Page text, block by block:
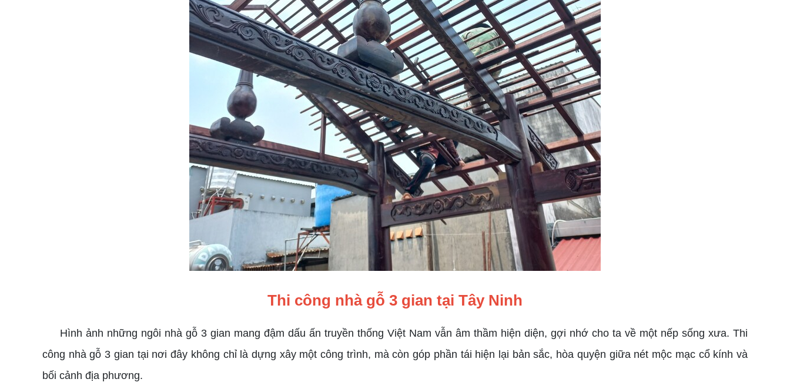
Thi công nhà gỗ 3 gian tại Tây Ninh
Hình ảnh những ngôi nhà gỗ 3 gian mang đậm dấu ấn truyền thống Việt Nam vẫn âm thầm hiện diện, gợi nhớ cho ta về một nếp sống xưa. Thi
công nhà gỗ 3 gian tại nơi đây không chỉ là dựng xây một công trình, mà còn góp phần tái hiện lại bản sắc, hòa quyện giữa nét mộc mạc cổ kính và
bối cảnh địa phương.